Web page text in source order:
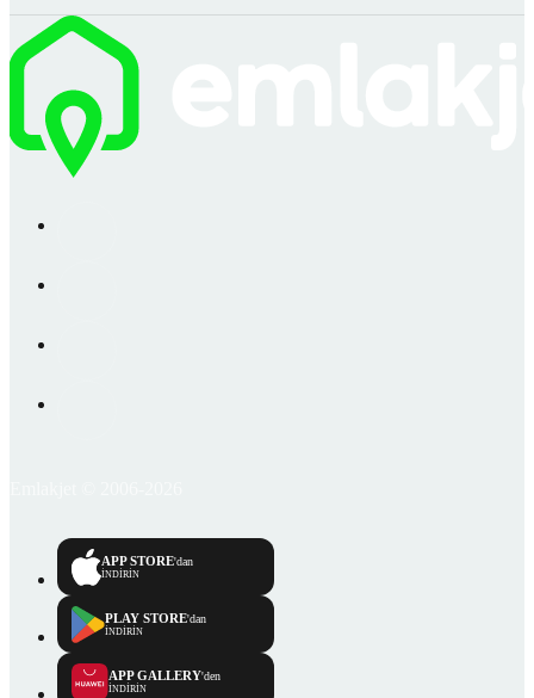
APP STORE'dan
İNDİRİN
PLAY STORE'dan
İNDİRİN
APP GALLERY'den
İNDİRİN